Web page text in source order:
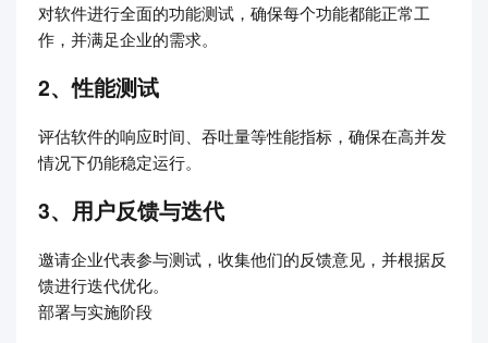
对软件进行全面的功能测试，确保每个功能都能正常工
作，并满足企业的需求。
2、性能测试
评估软件的响应时间、吞吐量等性能指标，确保在高并发
情况下仍能稳定运行。
3、用户反馈与迭代
邀请企业代表参与测试，收集他们的反馈意见，并根据反
馈进行迭代优化。
部署与实施阶段